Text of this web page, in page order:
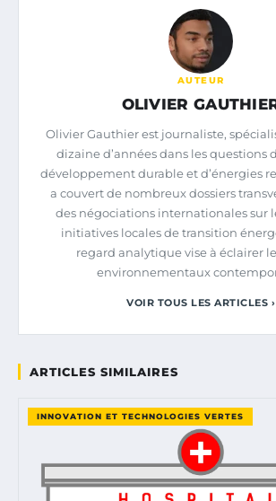
AUTEUR
OLIVIER
Olivier Gauthier est journaliste,
dizaine d’années dans les questions
développement durable et d’énergies
a couvert de nombreux dossiers
des négociations internationales sur
initiatives locales de transition
regard analytique vise à éclairer
environnementaux
VOIR TOUS LES ARTICLES ›
ARTICLES SIMILAIRES
INNOVATION ET TECHNOLOGIES VERTES